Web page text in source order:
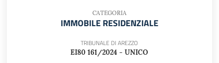
CATEGORIA
IMMOBILE RESIDENZIALE
TRIBUNALE DI AREZZO
EI80 161/2024 - UNICO